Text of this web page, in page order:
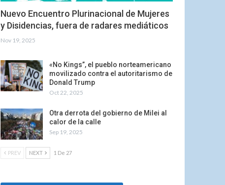
Nuevo Encuentro Plurinacional de Mujeres
y Disidencias, fuera de radares mediáticos
Nov 19, 2025
«No Kings”, el pueblo norteamericano
movilizado contra el autoritarismo de
Donald Trump
Oct 22, 2025
Otra derrota del gobierno de Milei al
calor de la calle
Sep 19, 2025
PREV NEXT 1 De 27